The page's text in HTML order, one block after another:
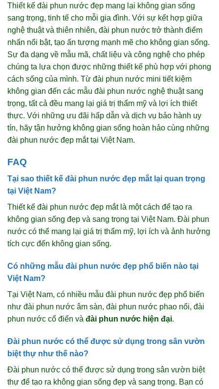
Thiết kế đài phun nước đẹp mang lại không gian sống
sang trọng, tinh tế cho mỗi gia đình. Với sự kết hợp giữa
nghệ thuật và thiên nhiên, đài phun nước trở thành điểm
nhấn nổi bật, tạo ấn tượng mạnh mẽ cho không gian sống.
Sự đa dạng về mẫu mã, chất liệu và công nghệ cho phép
chúng ta lựa chọn được những thiết kế phù hợp với phong
cách sống của mình. Từ đài phun nước mini tiết kiệm
không gian đến các mẫu đài phun nước nghệ thuật sang
trọng, tất cả đều mang lại giá trị thẩm mỹ và lợi ích thiết
thực. Với những ưu đãi hấp dẫn và dịch vụ bảo hành uy
tín, hãy tận hưởng không gian sống hoàn hảo cùng những
đài phun nước đẹp mắt tại Việt Nam.
FAQ
Tại sao thiết kế đài phun nước đẹp mắt lại quan trọng
tại Việt Nam?
Thiết kế đài phun nước đẹp mắt là một cách để tạo ra
không gian sống đẹp và sang trọng tại Việt Nam. Đài phun
nước có thể mang lại giá trị thẩm mỹ, lợi ích và ảnh hưởng
tích cực đến không gian sống.
Có những mẫu đài phun nước đẹp phổ biến nào tại
Việt Nam?
Tại Việt Nam, có nhiều mẫu đài phun nước đẹp phổ biến
như đài phun nước âm sàn, đài phun nước phao nổi, đài
phun nước cổ điển và đài phun nước hiện đại.
Đài phun nước có thể được sử dụng trong sân vườn
biệt thự như thế nào?
Đài phun nước có thể được sử dụng trong sân vườn biệt
thự để tạo ra không gian sống đẹp và sang trọng. Bạn có